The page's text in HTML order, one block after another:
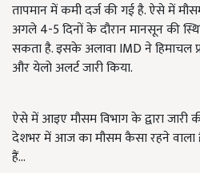
तापमान में कमी दर्ज की गई है. ऐसे में
अगले 4-5 दिनों के दौरान मानसून की
सकता है. इसके अलावा IMD ने हिमाचल
और येलो अलर्ट जारी किया.
ऐसे में आइए मौसम विभाग के द्वारा
देशभर में आज का मौसम कैसा रहने वाला
हैं...